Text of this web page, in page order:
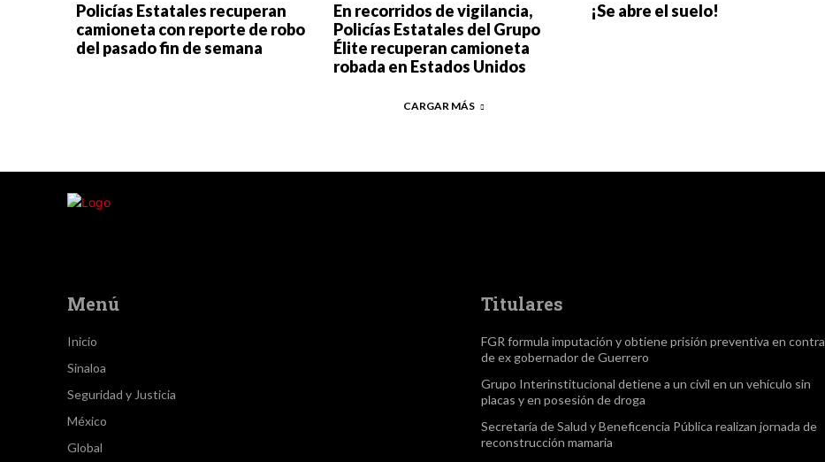
Policías Estatales recuperan
camioneta con reporte de robo
del pasado fin de semana
En recorridos de vigilancia,
Policías Estatales del Grupo
Élite recuperan camioneta
robada en Estados Unidos
¡Se abre el suelo!
CARGAR MÁS
Menú
Inicio
Sinaloa
Seguridad y Justicia
México
Global
Titulares
FGR formula imputación y obtiene prisión preventiva en contra
de ex gobernador de Guerrero
Grupo Interinstitucional detiene a un civil en un vehículo sin
placas y en posesión de droga
Secretaría de Salud y Beneficencia Pública realizan jornada de
reconstrucción mamaria